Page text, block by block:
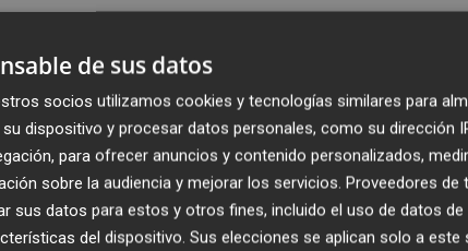
necesidades aprobado por la Sala de Gobierno del
judiciales.
urgentes e inaplazables de nuevos
previsible de edificios y espacios
de Gobierno del TSJMU estableció como
y dos en Murcia, el octavo juzgado en Lorca y un
de sus datos
socios utilizamos cookies y tecnologías similares para
dispositivo y procesar datos personales, como su dirección
para ofrecer anuncios y contenido personalizados,
sobre la audiencia y mejorar los servicios. Proveedores de
sus datos para estos y otros fines, incluido el uso de datos
del dispositivo. Sus elecciones se aplican solo a este